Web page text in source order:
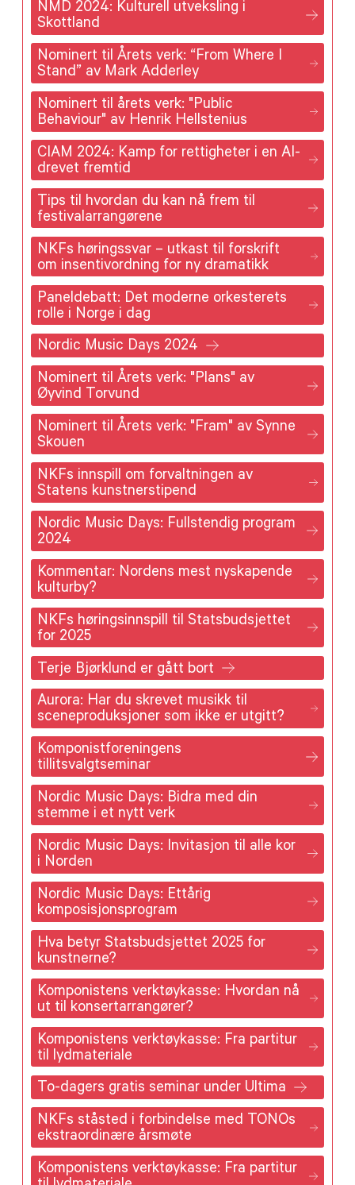
NMD 2024: Kulturell utveksling i
Skottland
Nominert til Årets verk: “From Where I
Stand” av Mark Adderley
Nominert til årets verk: "Public
Behaviour" av Henrik Hellstenius
CIAM 2024: Kamp for rettigheter i en AI-
drevet fremtid
Tips til hvordan du kan nå frem til
festivalarrangørene
NKFs høringssvar – utkast til forskrift
om insentivordning for ny dramatikk
Paneldebatt: Det moderne orkesterets
rolle i Norge i dag
Nordic Music Days 2024
Nominert til Årets verk: "Plans" av
Øyvind Torvund
Nominert til Årets verk: "Fram" av Synne
Skouen
NKFs innspill om forvaltningen av
Statens kunstnerstipend
Nordic Music Days: Fullstendig program
2024
Kommentar: Nordens mest nyskapende
kulturby?
NKFs høringsinnspill til Statsbudsjettet
for 2025
Terje Bjørklund er gått bort
Aurora: Har du skrevet musikk til
sceneproduksjoner som ikke er utgitt?
Komponistforeningens
tillitsvalgtseminar
Nordic Music Days: Bidra med din
stemme i et nytt verk
Nordic Music Days: Invitasjon til alle kor
i Norden
Nordic Music Days: Ettårig
komposisjonsprogram
Hva betyr Statsbudsjettet 2025 for
kunstnerne?
Komponistens verktøykasse: Hvordan nå
ut til konsertarrangører?
Komponistens verktøykasse: Fra partitur
til lydmateriale
To-dagers gratis seminar under Ultima
NKFs ståsted i forbindelse med TONOs
ekstraordinære årsmøte
Komponistens verktøykasse: Fra partitur